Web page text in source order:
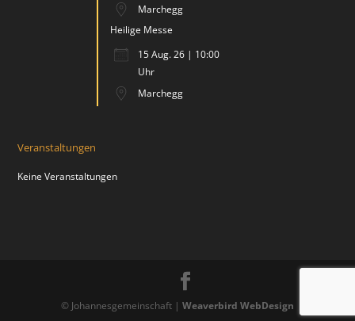
Marchegg
Heilige Messe
15 Aug. 26 | 10:00
Uhr
Marchegg
Veranstaltungen
Keine Veranstaltungen
© Johannesgemeinschaft | Weaverbird WebDesign